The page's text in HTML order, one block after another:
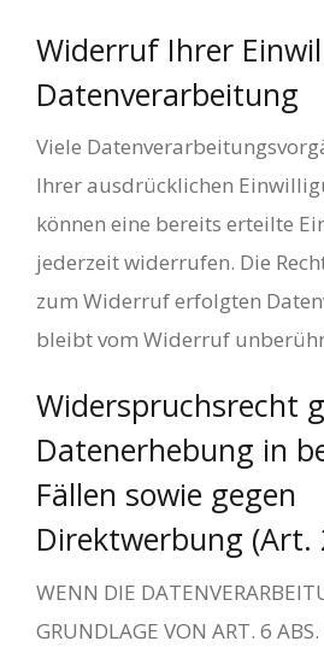
Widerruf Ihrer
Datenverarbeitung
Viele
Ihrer ausdrücklichen
können eine bereits erteilte
jederzeit widerrufen. Die
zum Widerruf erfolgten
bleibt vom Widerruf
Widerspruchsrecht
Datenerhebung in
Fällen sowie gegen
Direktwerbung (Art.
WENN DIE
GRUNDLAGE VON ART. 6